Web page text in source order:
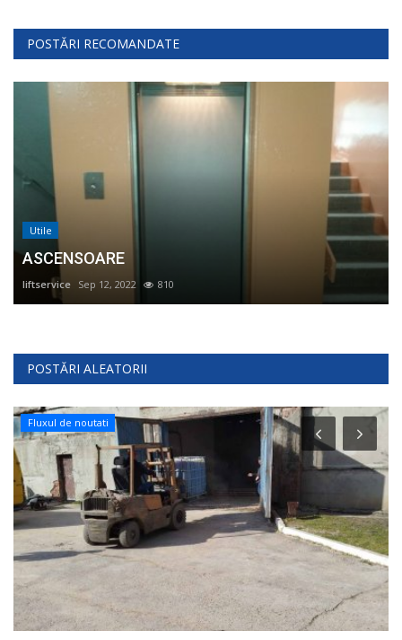
POSTĂRI RECOMANDATE
Utile
ASCENSOARE
liftservice Sep 12, 2022 810
POSTĂRI ALEATORII
Fluxul de noutati